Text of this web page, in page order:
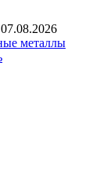
07.08.2026
металлы